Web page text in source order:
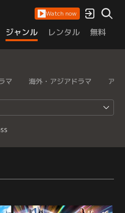
Watch now
ジャンル レンタル 無料
マ 海外・アジアドラマ アニ